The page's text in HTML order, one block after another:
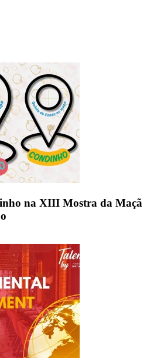
na XIII Mostra da Maçã